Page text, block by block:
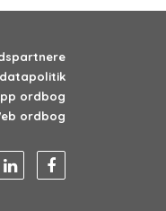
ordbog
ordbog